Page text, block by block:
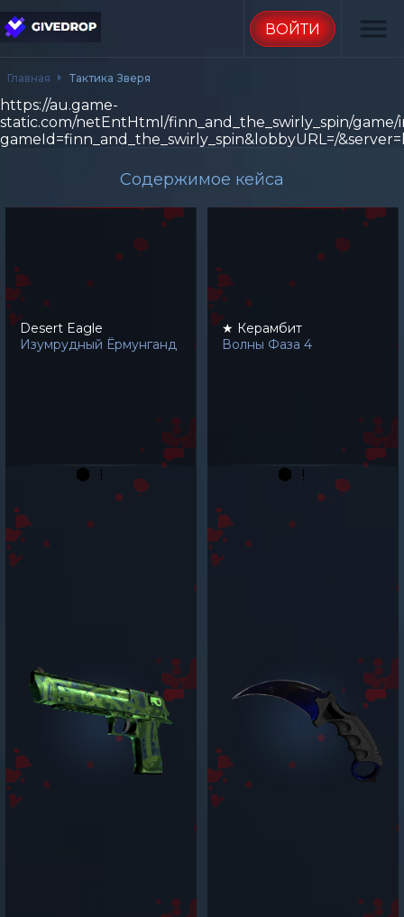
ВОЙТИ menu
Главная Тактика Зверя
https://au.game-
static.com/netEntHtml/finn_and_the_swirly_spin/
gameId=finn_and_the_swirly_spin&lobbyURL=/
Содержимое кейса
Desert Eagle
Изумрудный Ёрмунганд
★ Керамбит
Волны Фаза 4